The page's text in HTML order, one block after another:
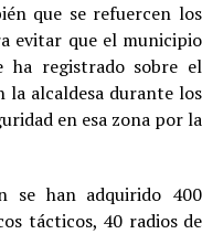
que se refuercen los
evitar que el municipio
ha registrado sobre el
la alcaldesa durante los
en esa zona por la
se han adquirido 400
tácticos, 40 radios de